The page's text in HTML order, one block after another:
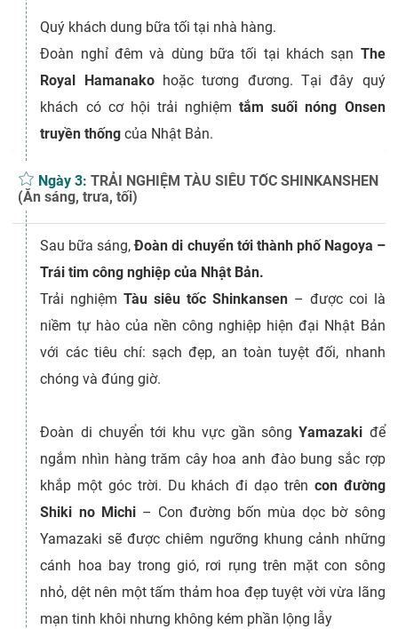
Quý khách dung bữa tối tại nhà hàng.
Đoàn nghỉ đêm và dùng bữa tối tại khách sạn The
Royal Hamanako hoặc tương đương. Tại đây quý
khách có cơ hội trải nghiệmtắm suối nóng Onsen
truyền thống của Nhật Bản.
Ngày 3:TRẢI NGHIỆM TÀU SIÊU TỐC SHINKANSHEN
(Ăn sáng, trưa, tối)
Sau bữa sáng,Đoàn di chuyển tới thành phố Nagoya –
Trái tim công nghiệp của Nhật Bản.
Trải nghiệmTàu siêu tốc Shinkansen– được coi là
niềm tự hào của nền công nghiệp hiện đại Nhật Bản
với các tiêu chí: sạch đẹp, an toàn tuyệt đối, nhanh
chóng và đúng giờ.
Đoàn di chuyển tới khu vực gần sôngYamazaki để
ngắm nhìn hàng trăm cây hoa anh đào bung sắc rợp
khắp một góc trời. Du khách đi dạo trên con đường
Shiki no Michi – Con đường bốn mùa dọc bờ sông
Yamazaki sẽ được chiêm ngưỡng khung cảnh những
cánh hoa bay trong gió, rơi rụng trên mặt con sông
nhỏ, dệt nên một tấm thảm hoa đẹp tuyệt vời vừa lãng
mạn tinh khôi nhưng không kém phần lộng lẫy